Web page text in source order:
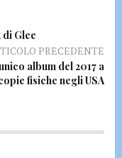
Glee
PRECEDENTE
album del 2017 a
fisiche negli USA